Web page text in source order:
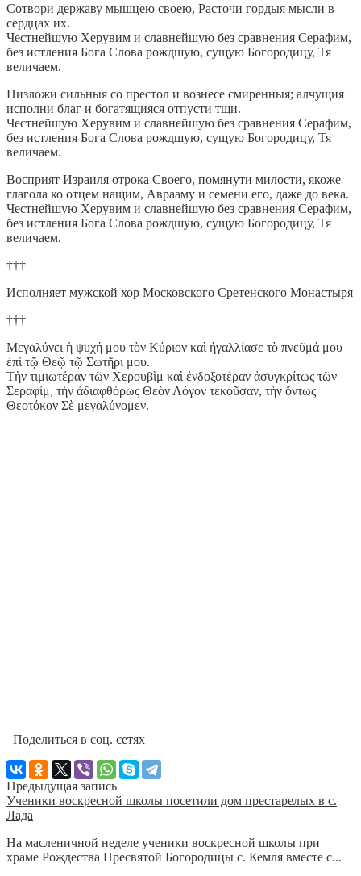
Сотвори державу мышцею своею, Расточи гордыя мысли в
сердцах их.
Честнейшую Херувим и славнейшую без сравнения Серафим,
без истления Бога Слова рождшую, сущую Богородицу, Тя
величаем.
Низложи сильныя со престол и вознесе смиренныя; алчущия
исполни благ и богатящияся отпусти тщи.
Честнейшую Херувим и славнейшую без сравнения Серафим,
без истления Бога Слова рождшую, сущую Богородицу, Тя
величаем.
Восприят Израиля отрока Своего, помянути милости, якоже
глагола ко отцем нащим, Аврааму и семени его, даже до века.
Честнейшую Херувим и славнейшую без сравнения Серафим,
без истления Бога Слова рождшую, сущую Богородицу, Тя
величаем.
†††
Исполняет мужской хор Московского Сретенского Монастыря
†††
Μεγαλύνει ἡ ψυχή μου τὸν Κύριον καὶ ἠγαλλίασε τὸ πνεῦμά μου
ἐπὶ τῷ Θεῷ τῷ Σωτῆρι μου.
Τὴν τιμιωτέραν τῶν Χερουβὶμ καὶ ἐνδοξοτέραν ἀσυγκρίτως τῶν
Σεραφίμ, τὴν ἀδιαφθόρως Θεὸν Λόγον τεκοῦσαν, τὴν ὄντως
Θεοτόκον Σὲ μεγαλύνομεν.
Поделиться в соц. сетях
Предыдущая запись
Ученики воскресной школы посетили дом престарелых в с.
Лада
На масленичной неделе ученики воскресной школы при
храме Рождества Пресвятой Богородицы с. Кемля вместе с...